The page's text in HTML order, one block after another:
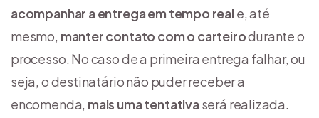
acompanhar a entrega em tempo real e, até
mesmo, manter contato com o carteirodurante o
processo. No caso de a primeira entrega falhar, ou
seja, o destinatário não puder receber a
encomenda, mais uma tentativa será realizada.